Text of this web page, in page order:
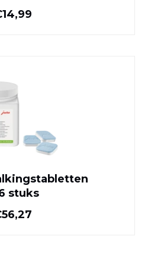
Normale prijs
stuks
Normale prijs